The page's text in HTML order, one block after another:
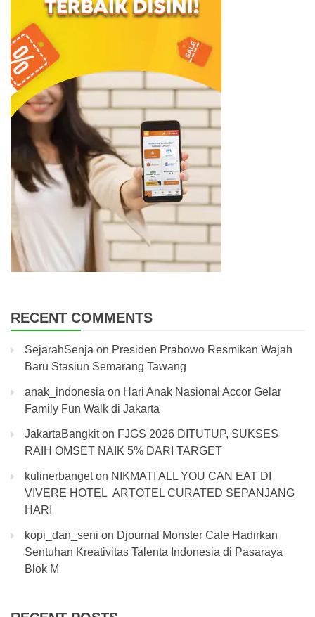
RECENT COMMENTS
SejarahSenja on Presiden Prabowo Resmikan Wajah
Baru Stasiun Semarang Tawang
anak_indonesia on Hari Anak Nasional Accor Gelar
Family Fun Walk di Jakarta
JakartaBangkiton FJGS 2026 DITUTUP, SUKSES
RAIH OMSET NAIK 5% DARI TARGET
kulinerbangeton NIKMATI ALL YOU CAN EAT DI
VIVERE HOTEL ARTOTEL CURATED SEPANJANG
HARI
kopi_dan_seni on Djournal Monster Cafe Hadirkan
Sentuhan Kreativitas Talenta Indonesia di Pasaraya
Blok M